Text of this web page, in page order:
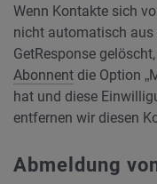
Wenn Kontakte sich
nicht automatisch aus
GetResponse
Abonnent die Option
hat und diese
entfernen wir diesen
Abmeldung